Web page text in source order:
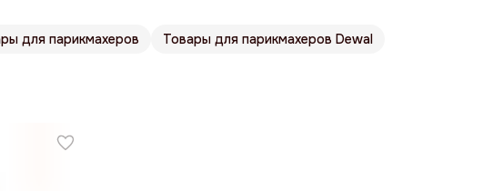
для парикмахеров Товары для парикмахеров Dewal